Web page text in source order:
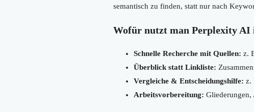
semantisch zu finden, statt nur nach
Wofür nutzt man Perplexity AI
Schnelle Recherche mit Quellen: z.
Überblick statt Linkliste:
Vergleiche & Entscheidungshilfe: z.
Arbeitsvorbereitung: Gliederungen,